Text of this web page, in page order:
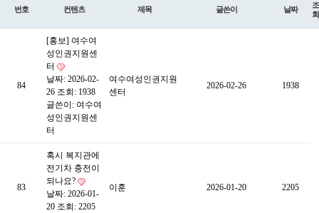
번호 컨텐츠 제목 글쓴이 날짜
조
회
84
[홍보] 여수여
성인권지원센
터
날짜: 2026-02-
26 조회: 1938
글쓴이: 여수여
성인권지원센
터
여수여성인권지원
센터
2026-02-26 1938
83
혹시 복지관에
전기차 충전이
되나요?
날짜: 2026-01-
20 조회: 2205
이훈 2026-01-20 2205